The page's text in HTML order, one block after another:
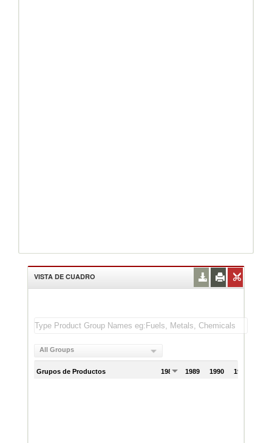
VISTA DE CUADRO
All Groups
Grupos de Productos 1988 1989 1990 1991